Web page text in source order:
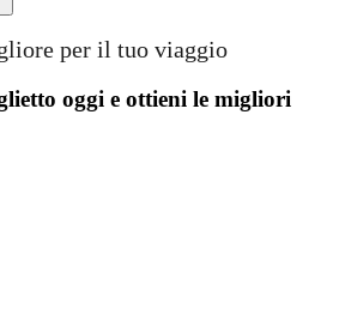
per il tuo viaggio
oggi e ottieni le migliori